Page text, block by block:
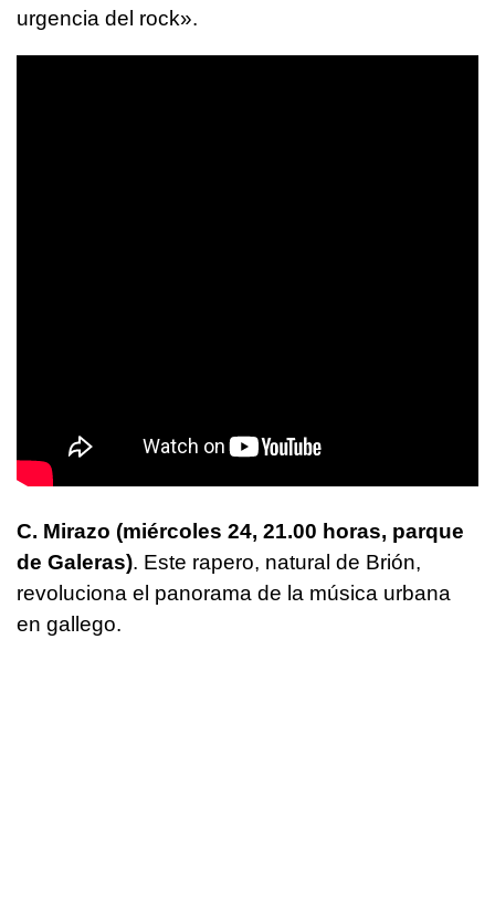
urgencia del rock».
C. Mirazo (miércoles 24, 21.00 horas, parque
de Galeras). Este rapero, natural de Brión,
revoluciona el panorama de la música urbana
en gallego.